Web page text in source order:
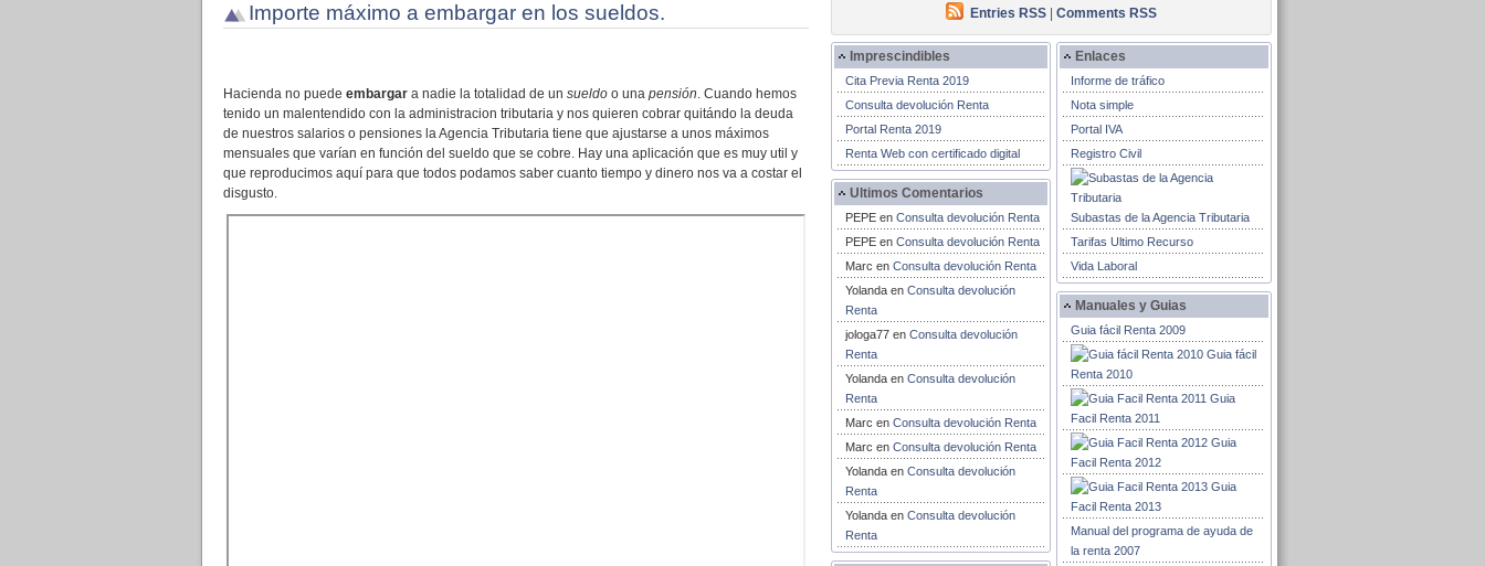
Importe máximo a embargar en los sueldos.
Hacienda no puede embargar a nadie la totalidad de un sueldo o una pensión. Cuando hemos
tenido un malentendido con la administracion tributaria y nos quieren cobrar quitándo la deuda
de nuestros salarios o pensiones la Agencia Tributaria tiene que ajustarse a unos máximos
mensuales que varían en función del sueldo que se cobre. Hay una aplicación que es muy util y
que reproducimos aquí para que todos podamos saber cuanto tiempo y dinero nos va a costar el
disgusto.
Entries RSS Comments RSS
Enlaces
Informe de tráfico
Nota simple
Portal IVA
Registro Civil
Subastas de la Agencia Tributaria
Tarifas Ultimo Recurso
Vida Laboral
Manuales y Guias
Guia fácil Renta 2009
Guia fácil
Renta 2010
Guia
Facil Renta 2011
Guia
Facil Renta 2012
Guia
Facil Renta 2013
Manual del programa de ayuda de
la renta 2007
Imprescindibles
Cita Previa Renta 2019
Consulta devolución Renta
Portal Renta 2019
Renta Web con certificado digital
Ultimos Comentarios
PEPE en Consulta devolución Renta
PEPE en Consulta devolución Renta
Marc en Consulta devolución Renta
Yolanda en Consulta devolución
Renta
jologa77 en Consulta devolución
Renta
Yolanda en Consulta devolución
Renta
Marc en Consulta devolución Renta
Marc en Consulta devolución Renta
Yolanda en Consulta devolución
Renta
Yolanda en Consulta devolución
Renta